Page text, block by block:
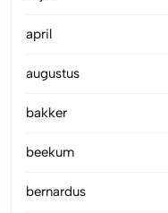
april
augustus
bakker
beekum
bernardus